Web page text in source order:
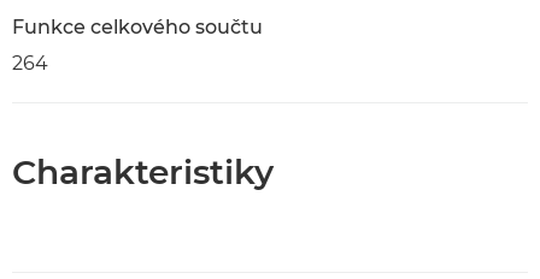
Funkce celkového součtu
264
Charakteristiky